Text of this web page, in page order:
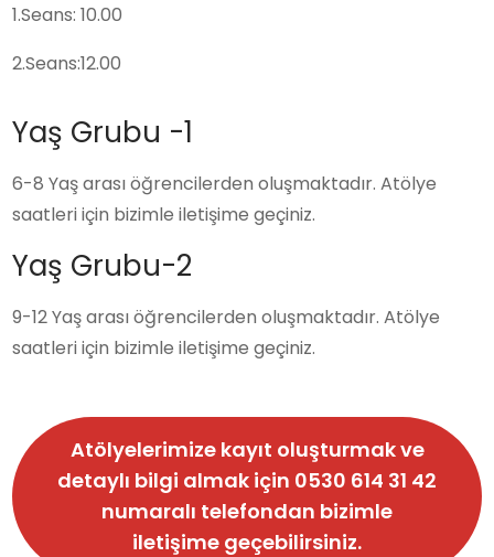
1.Seans: 10.00
2.Seans:12.00
Yaş Grubu -1
6-8 Yaş arası öğrencilerden oluşmaktadır. Atölye
saatleri için bizimle iletişime geçiniz.
Yaş Grubu-2
9-12 Yaş arası öğrencilerden oluşmaktadır. Atölye
saatleri için bizimle iletişime geçiniz.
Atölyelerimize kayıt oluşturmak ve
detaylı bilgi almak için 0530 614 31 42
numaralı telefondan bizimle
iletişime geçebilirsiniz.